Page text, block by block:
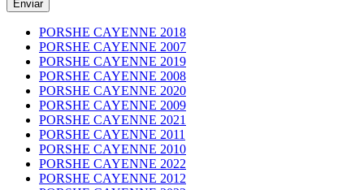
PORSHE CAYENNE 2018
PORSHE CAYENNE 2007
PORSHE CAYENNE 2019
PORSHE CAYENNE 2008
PORSHE CAYENNE 2020
PORSHE CAYENNE 2009
PORSHE CAYENNE 2021
PORSHE CAYENNE 2011
PORSHE CAYENNE 2010
PORSHE CAYENNE 2022
PORSHE CAYENNE 2012